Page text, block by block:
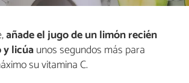
añade el jugo de un limón recién
licúaunos segundos más para
su vitamina C.